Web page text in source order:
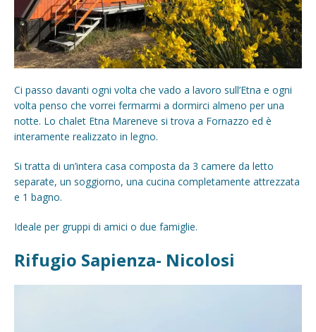
Ci passo davanti ogni volta che vado a lavoro sull’Etna e ogni
volta penso che vorrei fermarmi a dormirci almeno per una
notte. Lo chalet Etna Mareneve si trova a Fornazzo ed è
interamente realizzato in legno.
Si tratta di un’intera casa composta da 3 camere da letto
separate, un soggiorno, una cucina completamente attrezzata
e 1 bagno.
Ideale per gruppi di amici o due famiglie.
Rifugio Sapienza- Nicolosi